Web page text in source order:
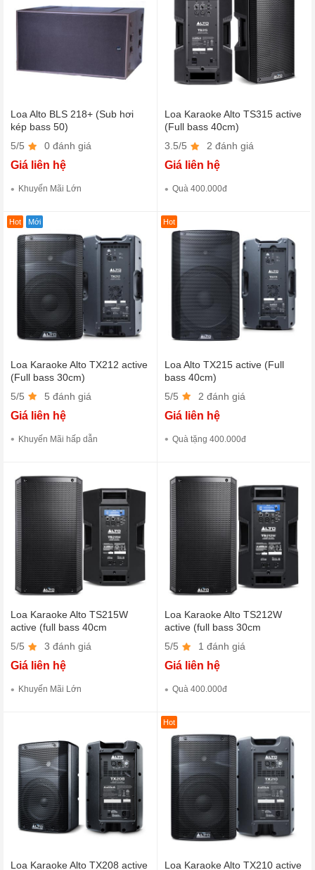
Loa Alto BLS 218+ (Sub hơi
kép bass 50)
5/5
0 đánh giá
Giá liên hệ
Khuyến Mãi Lớn
Loa Karaoke Alto TS315 active
(Full bass 40cm)
3.5/5
2 đánh giá
Giá liên hệ
Quà 400.000đ
Loa Karaoke Alto TX212 active
(Full bass 30cm)
5/5
5 đánh giá
Giá liên hệ
Khuyến Mãi hấp dẫn
Hot Mới
Loa Alto TX215 active (Full
bass 40cm)
5/5
2 đánh giá
Giá liên hệ
Quà tặng 400.000đ
Hot
Loa Karaoke Alto TS215W
active (full bass 40cm
Bluetooth)
5/5 3 đánh giá
Giá liên hệ
Khuyến Mãi Lớn
Loa Karaoke Alto TS212W
active (full bass 30cm
Bluetooth)
5/5 1 đánh giá
Giá liên hệ
Quà 400.000đ
Loa Karaoke Alto TX208 active Loa Karaoke Alto TX210 active
Hot